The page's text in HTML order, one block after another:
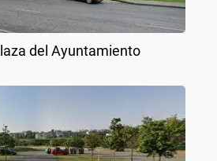
del Ayuntamiento